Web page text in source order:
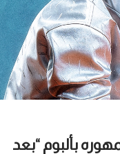
بألبوم “بعد